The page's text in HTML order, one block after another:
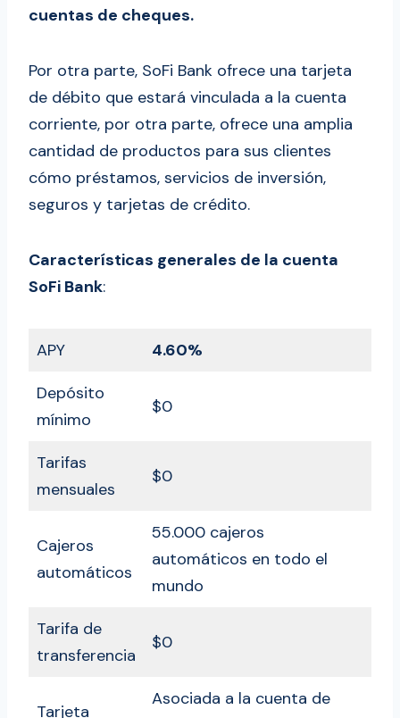
cuentas de cheques.
Por otra parte, SoFi Bank ofrece una tarjeta
de débito que estará vinculada a la cuenta
corriente, por otra parte, ofrece una amplia
cantidad de productos para sus clientes
cómo préstamos, servicios de inversión,
seguros y tarjetas de crédito.
Características generales de la cuenta
SoFi Bank:
APY
4.60%
Depósito
mínimo
$0
Tarifas
mensuales
$0
Cajeros
automáticos
55.000 cajeros
automáticos en todo el
mundo
Tarifa de
transferencia
$0
Tarjeta
Asociada a la cuenta de